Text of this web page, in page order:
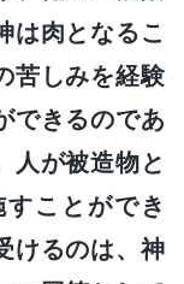
は肉となるこ
苦しみを経験
できるのであ
人が被造物と
ことができ
けるのは、神